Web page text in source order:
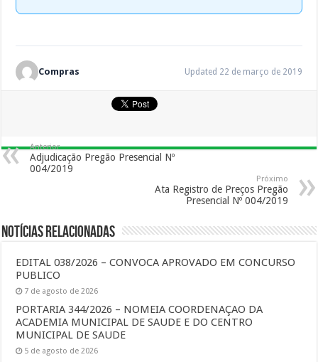
Compras Updated 22 de março de 2019
Anterior
Adjudicação Pregão Presencial Nº
004/2019
Próximo
Ata Registro de Preços Pregão
Presencial Nº 004/2019
Notícias Relacionadas
EDITAL 038/2026 – CONVOCA APROVADO EM CONCURSO
PUBLICO
7 de agosto de 2026
PORTARIA 344/2026 – NOMEIA COORDENAÇAO DA
ACADEMIA MUNICIPAL DE SAUDE E DO CENTRO
MUNICIPAL DE SAUDE
5 de agosto de 2026